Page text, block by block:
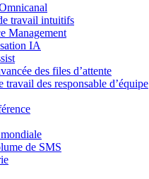
travail intuitifs
Management
IA
des files d’attente
travail des responsable d’équipe
de SMS